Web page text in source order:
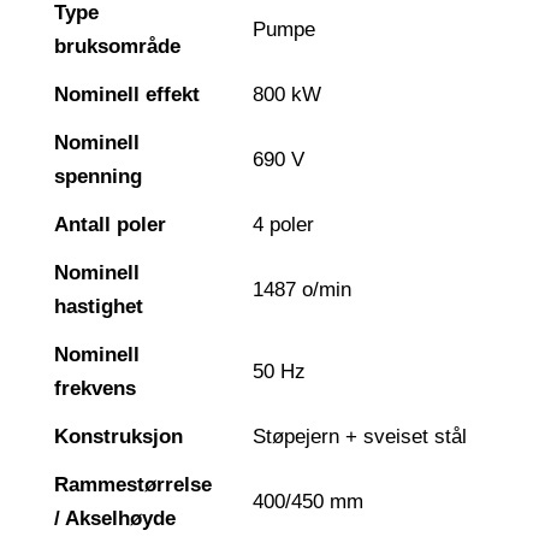
Type
bruksområde
Pumpe
Nominell effekt 800 kW
Nominell
spenning
690 V
Antall poler 4 poler
Nominell
hastighet
1487 o/min
Nominell
frekvens
50 Hz
Konstruksjon Støpejern + sveiset stål
Rammestørrelse
/ Akselhøyde
400/450 mm